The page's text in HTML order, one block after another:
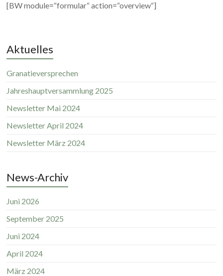
[BW module=“formular“ action=“overview“]
Aktuelles
Granatieversprechen
Jahreshauptversammlung 2025
Newsletter Mai 2024
Newsletter April 2024
Newsletter März 2024
News-Archiv
Juni 2026
September 2025
Juni 2024
April 2024
März 2024